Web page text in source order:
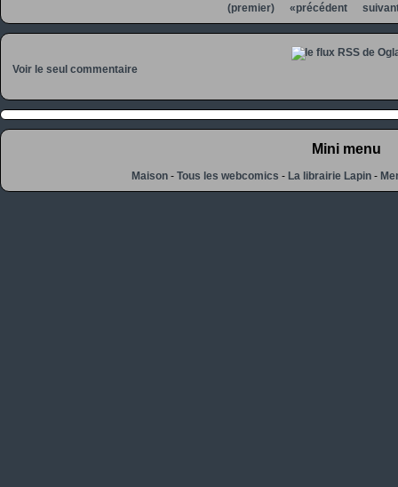
(premier) «précédent
Voir le seul commentaire
Mini menu
Maison -Tous les webcomics -La librairie Lapin -